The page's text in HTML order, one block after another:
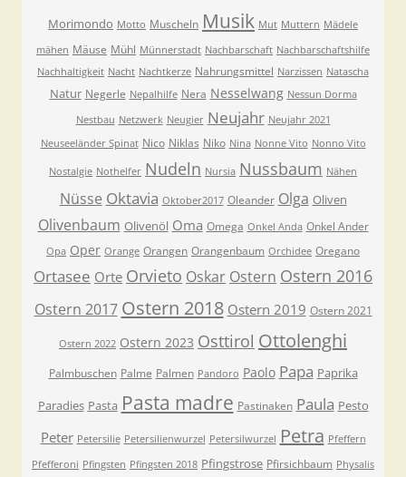
Morimondo Motto Muscheln Musik Mut Muttern Mädele
mähen Mäuse Mühl Münnerstadt Nachbarschaft Nachbarschaftshilfe
Nachhaltigkeit Nacht Nachtkerze Nahrungsmittel Narzissen Natascha
Natur Negerle Nepalhilfe Nera Nesselwang Nessun Dorma
Nestbau Netzwerk Neugier Neujahr Neujahr 2021
Neuseeländer Spinat Nico Niklas Niko Nina Nonne Vito Nonno Vito
Nostalgie Nothelfer Nudeln Nursia Nussbaum Nähen
Nüsse Oktavia Oktober2017 Oleander Olga Oliven
Olivenbaum Olivenöl Oma Omega Onkel Anda Onkel Ander
Opa Oper Orange Orangen Orangenbaum Orchidee Oregano
Ortasee Orte Orvieto Oskar Ostern Ostern 2016
Ostern 2017 Ostern 2018 Ostern 2019 Ostern 2021
Ostern 2022 Ostern 2023 Osttirol Ottolenghi
Palmbuschen Palme Palmen Pandoro Paolo Papa Paprika
Paradies Pasta Pasta madre Pastinaken Paula Pesto
Peter Petersilie Petersilienwurzel Petersilwurzel Petra Pfeffern
Pfefferoni Pfingsten Pfingsten 2018 Pfingstrose Pfirsichbaum Physalis